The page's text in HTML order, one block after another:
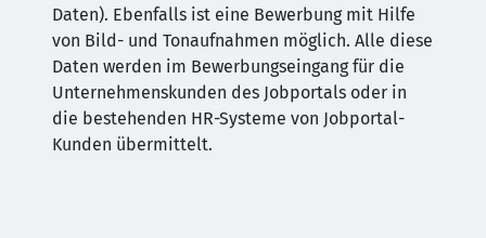
Daten). Ebenfalls ist eine Bewerbung mit Hilfe
von Bild- und Tonaufnahmen möglich. Alle diese
Daten werden im Bewerbungseingang für die
Unternehmenskunden des Jobportals oder in
die bestehenden HR-Systeme von Jobportal-
Kunden übermittelt.